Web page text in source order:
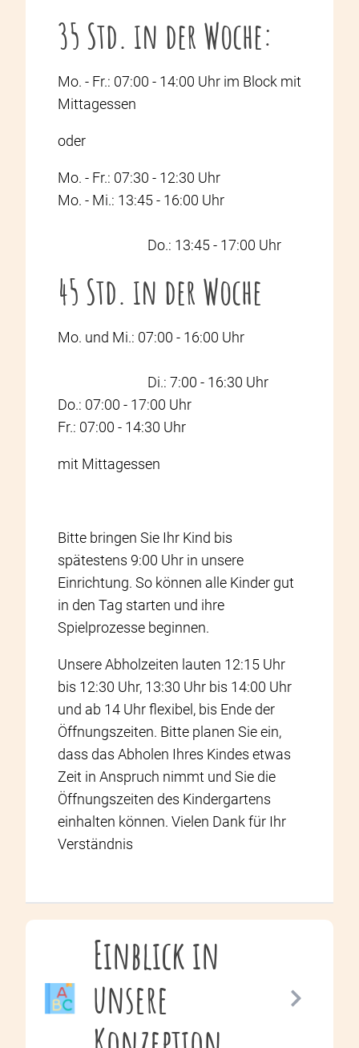
35 Std. in der Woche:
Mo. - Fr.: 07:00 - 14:00 Uhr im Block mit
Mittagessen
oder
Mo. - Fr.: 07:30 - 12:30 Uhr
Mo. - Mi.: 13:45 - 16:00 Uhr
Do.: 13:45 - 17:00 Uhr
45 Std. in der Woche
Mo. und Mi.: 07:00 - 16:00 Uhr
Di.: 7:00 - 16:30 Uhr
Do.: 07:00 - 17:00 Uhr
Fr.: 07:00 - 14:30 Uhr
mit Mittagessen
Bitte bringen Sie Ihr Kind bis
spätestens 9:00 Uhr in unsere
Einrichtung. So können alle Kinder gut
in den Tag starten und ihre
Spielprozesse beginnen.
Unsere Abholzeiten lauten 12:15 Uhr
bis 12:30 Uhr, 13:30 Uhr bis 14:00 Uhr
und ab 14 Uhr flexibel, bis Ende der
Öffnungszeiten. Bitte planen Sie ein,
dass das Abholen Ihres Kindes etwas
Zeit in Anspruch nimmt und Sie die
Öffnungszeiten des Kindergartens
einhalten können. Vielen Dank für Ihr
Verständnis
Einblick in
unsere